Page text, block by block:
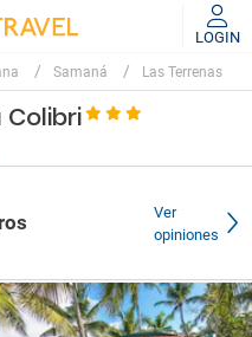
LOGIN
Samaná Las Terrenas
Colibri
Ver
opiniones